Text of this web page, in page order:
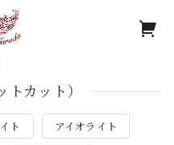
カット）
ト アイオライト